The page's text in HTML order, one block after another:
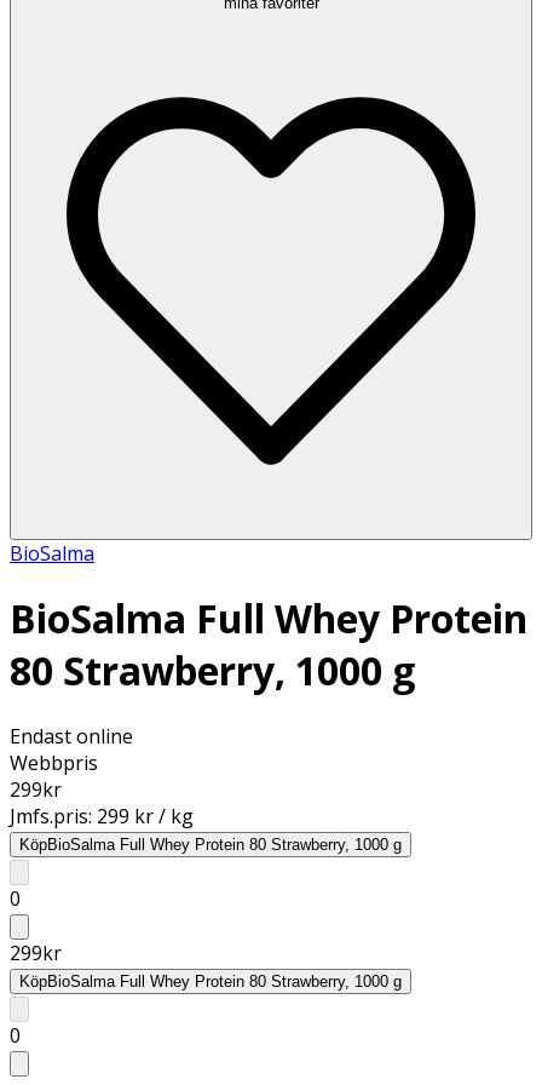
BioSalma
BioSalma Full Whey Protein
80 Strawberry, 1000 g
Endast online
Webbpris
299kr
Jmfs.pris: 299 kr / kg
KöpBioSalma Full Whey Protein 80 Strawberry, 1000 g
0
299kr
KöpBioSalma Full Whey Protein 80 Strawberry, 1000 g
0